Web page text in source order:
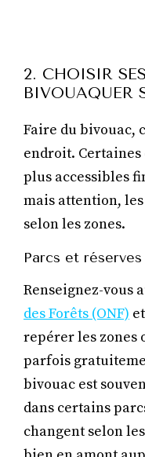
2. CHOISIR
BIVOUAQUER
Faire du bivouac,
endroit.
plus accessibles
mais attention,
selon les zones.
Parcs et
Renseignez-vous
des Forêts (ONF)
repérer les zones
parfois
bivouac est
dans certains
changent selon